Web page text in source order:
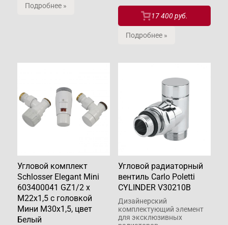
Подробнее »
17 400 руб.
Подробнее »
Угловой комплект
Schlosser Elegant Mini
603400041 GZ1/2 x
M22x1,5 с головкой
Мини M30x1,5, цвет
Белый
Угловой радиаторный
вентиль Carlo Poletti
СYLINDER V30210B
Дизайнерский
комплектующий элемент
для эксклюзивных